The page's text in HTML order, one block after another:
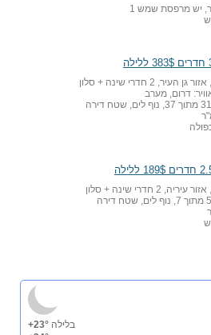
העיר, 2 חדרי שינה + סלון
אוויר: דרום, מערב
2 חדרי שינה + סלון
בלילה +23°